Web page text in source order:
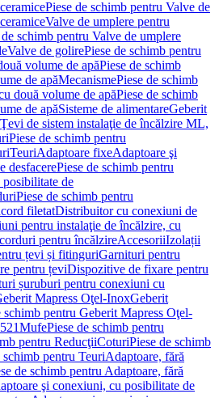
Piese de schimb pentru Valve de
Valve de umplere pentru
de schimb pentru Valve de umplere
Valve de golirePiese de schimb pentru
volume de apăPiese de schimb
de apăMecanismePiese de schimb
două volume de apăPiese de schimb
de apăSisteme de alimentareGeberit
Ţevi de sistem instalaţie de încălzire ML,
Piese de schimb pentru
TeuriAdaptoare fixeAdaptoare şi
desfacerePiese de schimb pentru
de
Piese de schimb pentru
filetatDistribuitor cu conexiuni de
pentru instalaţie de încălzire, cu
pentru încălzireAccesoriiIzolații
țevi și fitinguriGarnituri pentru
pentru țeviDispozitive de fixare pentru
șuruburi pentru conexiuni cu
Mapress Oţel-InoxGeberit
schimb pentru Geberit Mapress Oţel-
MufePiese de schimb pentru
pentru ReducţiiCoturiPiese de schimb
schimb pentru TeuriAdaptoare, fără
de schimb pentru Adaptoare, fără
şi conexiuni, cu posibilitate de